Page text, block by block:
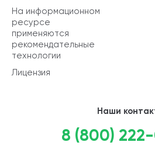
На информационном
ресурсе
применяются
рекомендательные
технологии
Лицензия
Наши
8 (800)